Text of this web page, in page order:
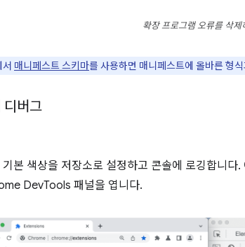
확장 프로그램 오류를 삭제
매니페스트 스키마를 사용하면 매니페스트에 올바른 형
디버그
본 색상을 저장소로 설정하고 콘솔에 로깅합니다.
DevTools 패널을 엽니다.